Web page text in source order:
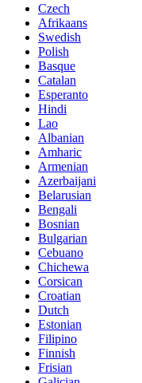
Czech
Afrikaans
Swedish
Polish
Basque
Catalan
Esperanto
Hindi
Lao
Albanian
Amharic
Armenian
Azerbaijani
Belarusian
Bengali
Bosnian
Bulgarian
Cebuano
Chichewa
Corsican
Croatian
Dutch
Estonian
Filipino
Finnish
Frisian